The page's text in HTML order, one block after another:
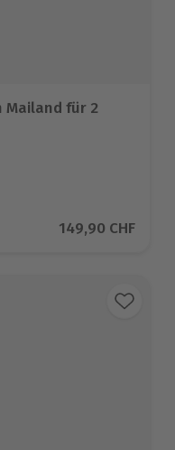
Mailand für 2
8 BewertungenAktueller Preis
149,90 CHF